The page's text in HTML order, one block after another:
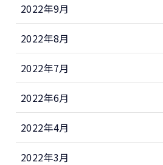
2022年9月
2022年8月
2022年7月
2022年6月
2022年4月
2022年3月